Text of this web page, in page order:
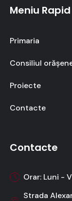
Meniu Rapid
Primaria
Consiliul
Proiecte
Contacte
Contacte
Orar: Luni -
Strada